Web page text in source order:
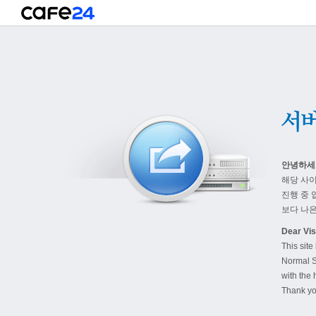
안녕하
해당 사
진행 중
보다 나
Dear
This site
Normal
with the
Thank